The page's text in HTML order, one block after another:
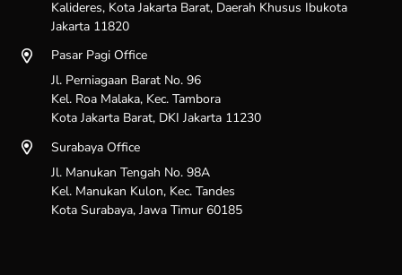
Kalideres, Kota Jakarta Barat, Daerah Khusus Ibukota
Jakarta 11820
Pasar Pagi Office
Jl. Perniagaan Barat No. 96
Kel. Roa Malaka, Kec. Tambora
Kota Jakarta Barat, DKI Jakarta 11230
Surabaya Office
Jl. Manukan Tengah No. 98A
Kel. Manukan Kulon, Kec. Tandes
Kota Surabaya, Jawa Timur 60185